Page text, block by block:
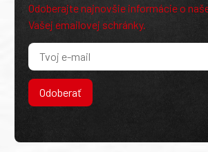
Odoberajte najnovšie informácie o
Vašej emailovej schránky.
Odoberať